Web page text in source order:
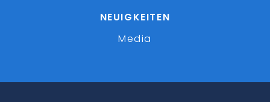
NEUIGKEITEN
Media